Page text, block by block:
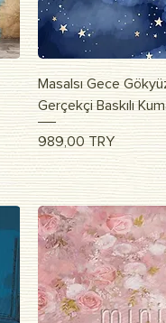
Masalsı Gece
Gerçekçi Baskılı
Цена
989,00 TRY